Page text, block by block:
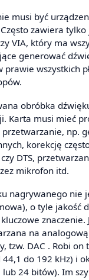
musi być
zawiera tylko
VIA, który ma
generować
wszystkich
obróbka
Karta musi mieć
np.
korekcję
DTS,
mikrofon itd.
nagrywanego nie
o tyle jakość
znaczenie.
na
tzw. DAC . Robi on
do 192 kHz) i
lub 24 bitów). Im